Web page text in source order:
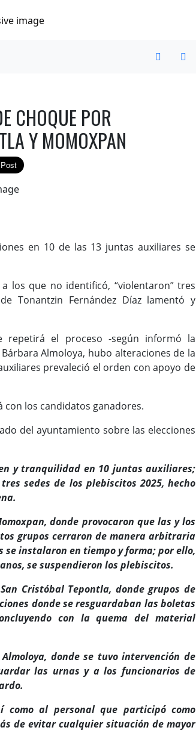
CHOQUE POR
Y MOMOXPAN
en 10 de las 13 juntas auxiliares se
los que no identificó, “violentaron” tres
Tonantzin Fernández Díaz lamentó y
repetirá el proceso -según informó la
Almoloya, hubo alteraciones de la
prevaleció el orden con apoyo de
los candidatos ganadores.
del ayuntamiento sobre las elecciones
y tranquilidad en 10 juntas auxiliares;
sedes de los plebiscitos 2025, hecho
donde provocaron que las y los
grupos cerraron de manera arbitraria
se instalaron en tiempo y forma; por ello,
se suspendieron los plebiscitos.
Cristóbal Tepontla, donde grupos de
donde se resguardaban las boletas
con la quema del material
donde se tuvo intervención de
las urnas y a los funcionarios de
como al personal que participó como
de evitar cualquier situación de mayor